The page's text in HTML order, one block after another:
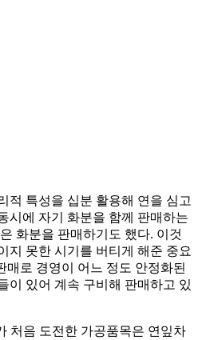
적 특성을 십분 활용해 연을 심고
시에 자기 화분을 함께 판매하는
화분을 판매하기도 했다. 이것
지 못한 시기를 버티게 해준 중요
매로 경영이 어느 정도 안정화된
이 있어 계속 구비해 판매하고 있
처음 도전한 가공품목은 연잎차